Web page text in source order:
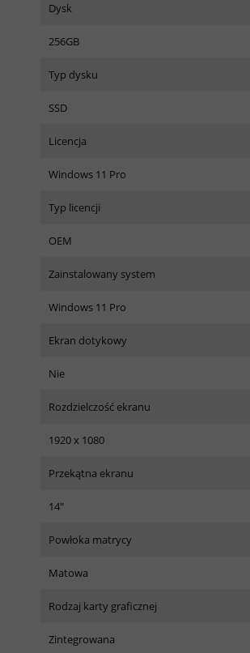
Dysk
256GB
Typ dysku
SSD
Licencja
Windows 11 Pro
Typ licencji
OEM
Zainstalowany system
Windows 11 Pro
Ekran dotykowy
Nie
Rozdzielczość ekranu
1920 x 1080
Przekątna ekranu
14"
Powłoka matrycy
Matowa
Rodzaj karty graficznej
Zintegrowana